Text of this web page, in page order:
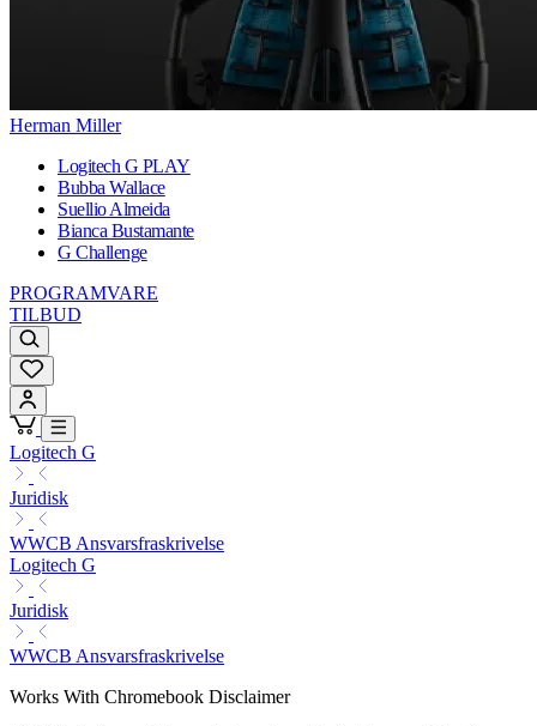
Herman Miller
Logitech G PLAY
Bubba Wallace
Suellio Almeida
Bianca Bustamante
G Challenge
PROGRAMVARE
TILBUD
Logitech G
Juridisk
WWCB Ansvarsfraskrivelse
Logitech G
Juridisk
WWCB Ansvarsfraskrivelse
Works With Chromebook Disclaimer